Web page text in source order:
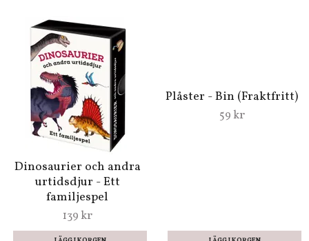
Dinosaurier och andra
urtidsdjur - Ett
familjespel
139 kr